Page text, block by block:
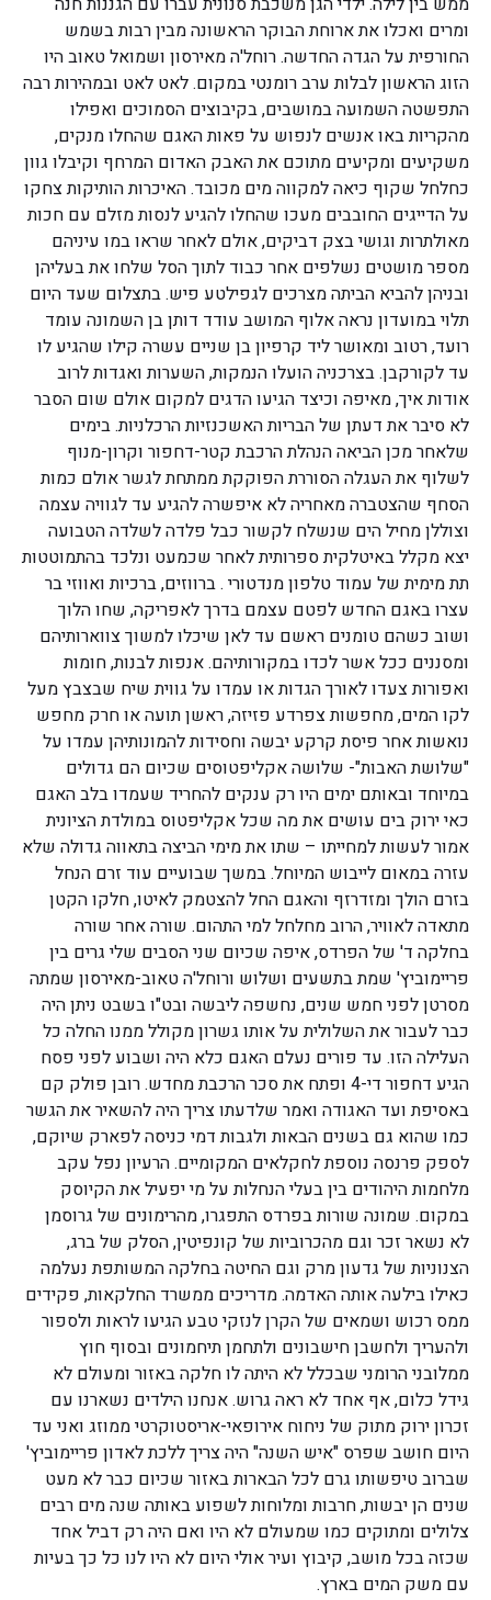
ומרים ואכלו את ארוחת הבוקר הראשונה מבין רבות בשמש
החורפית על הגדה החדשה. רוחל'ה מאירסון ושמואל טאוב היו
הזוג הראשון לבלות ערב רומנטי במקום. לאט לאט ובמהירות רבה
התפשטה השמועה במושבים, בקיבוצים הסמוכים ואפילו
מהקריות באו אנשים לנפוש על פאות האגם שהחלו מנקים,
משקיעים ומקיעים מתוכם את האבק האדום המרחף וקיבלו גוון
כחלחל שקוף כיאה למקווה מים מכובד. האיכרות הותיקות צחקו
על הדייגים החובבים מעכו שהחלו להגיע לנסות מזלם עם חכות
מאולתרות וגושי בצק דביקים, אולם לאחר שראו במו עיניהם
מספר מושטים נשלפים אחר כבוד לתוך הסל שלחו את בעליהן
ובניהן להביא הביתה מצרכים לגפילטע פיש. בתצלום שעד היום
תלוי במועדון נראה אלוף המושב עודד דותן בן השמונה עומד
רועד, רטוב ומאושר ליד קרפיון בן שניים עשרה קילו שהגיע לו
עד לקורקבן. בצרכניה הועלו הנמקות, השערות ואגדות לרוב
אודות איך, מאיפה וכיצד הגיעו הדגים למקום אולם שום הסבר
לא סיבר את דעתן של הבריות האשכנזיות הרכלניות. בימים
שלאחר מכן הביאה הנהלת הרכבת קטר-דחפור וקרון-מנוף
לשלוף את העגלה הסוררת הפוקקת ממתחת לגשר אולם כמות
הסחף שהצטברה מאחריה לא איפשרה להגיע עד לגוויה עצמה
וצוללן מחיל הים שנשלח לקשור כבל פלדה לשלדה הטבועה
יצא מקלל באיטלקית ספרותית לאחר שכמעט ונלכד בהתמוטטות
תת מימית של עמוד טלפון מנדטורי . ברווזים, ברכיות ואווזי בר
עצרו באגם החדש לפטם עצמם בדרך לאפריקה, שחו הלוך
ושוב כשהם טומנים ראשם עד לאן שיכלו למשוך צווארותיהם
ומסננים ככל אשר לכדו במקורותיהם. אנפות לבנות, חומות
ואפורות צעדו לאורך הגדות או עמדו על גווית שיח שבצבץ מעל
לקו המים, מחפשות צפרדע פזיזה, ראשן תועה או חרק מחפש
נואשות אחר פיסת קרקע יבשה וחסידות להמונותיהן עמדו על
"שלושת האבות"- שלושה אקליפטוסים שכיום הם גדולים
במיוחד ובאותם ימים היו רק ענקים להחריד שעמדו בלב האגם
כאי ירוק בים עושים את מה שכל אקליפטוס במולדת הציונית
אמור לעשות למחייתו – שתו את מימי הביצה בתאווה גדולה שלא
עזרה במאום לייבוש המיוחל. במשך שבועיים עוד זרם הנחל
בזרם הולך ומזדרזף והאגם החל להצטמק לאיטו, חלקו הקטן
מתאדה לאוויר, הרוב מחלחל למי התהום. שורה אחר שורה
בחלקה ד' של הפרדס, איפה שכיום שני הסבים שלי גרים בין
פריימוביץ' שמת בתשעים ושלוש ורוחל'ה טאוב-מאירסון שמתה
מסרטן לפני חמש שנים, נחשפה ליבשה ובט"ו בשבט ניתן היה
כבר לעבור את השלולית על אותו גשרון מקולל ממנו החלה כל
העלילה הזו. עד פורים נעלם האגם כלא היה ושבוע לפני פסח
הגיע דחפור די-4 ופתח את סכר הרכבת מחדש. רובן פולק קם
באסיפת ועד האגודה ואמר שלדעתו צריך היה להשאיר את הגשר
כמו שהוא גם בשנים הבאות ולגבות דמי כניסה לפארק שיוקם,
לספק פרנסה נוספת לחקלאים המקומיים. הרעיון נפל עקב
מלחמות היהודים בין בעלי הנחלות על מי יפעיל את הקיוסק
במקום. שמונה שורות בפרדס התפגרו, מהרימונים של גרוסמן
לא נשאר זכר וגם מהכרוביות של קונפיטין, הסלק של ברג,
הצנוניות של גדעון מרק וגם החיטה בחלקה המשותפת נעלמה
כאילו בילעה אותה האדמה. מדריכים ממשרד החלקאות, פקידים
ממס רכוש ושמאים של הקרן לנזקי טבע הגיעו לראות ולספור
ולהעריך ולחשבן חישבונים ולתחמן תיחמונים ובסוף חוץ
ממלובני הרומני שבכלל לא היתה לו חלקה באזור ומעולם לא
גידל כלום, אף אחד לא ראה גרוש. אנחנו הילדים נשארנו עם
זכרון ירוק מתוק של ניחוח אירופאי-אריסטוקרטי ממוזג ואני עד
היום חושב שפרס "איש השנה" היה צריך ללכת לאדון פריימוביץ'
שברוב טיפשותו גרם לכל הבארות באזור שכיום כבר לא מעט
שנים הן יבשות, חרבות ומלוחות לשפוע באותה שנה מים רבים
צלולים ומתוקים כמו שמעולם לא היו ואם היה רק דביל אחד
שכזה בכל מושב, קיבוץ ועיר אולי היום לא היו לנו כל כך בעיות
עם משק המים בארץ.